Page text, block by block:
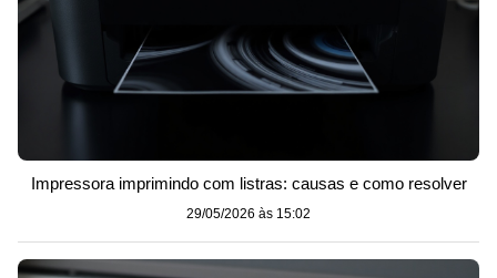
Impressora imprimindo com listras: causas e como resolver
29/05/2026 às 15:02